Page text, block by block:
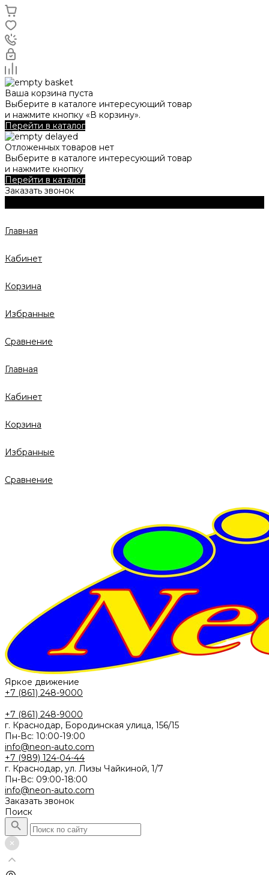
Ваша корзина пуста
Выберите в каталоге интересующий товар
и нажмите кнопку «В корзину».
Перейти в каталог
Отложенных товаров нет
Выберите в каталоге интересующий товар
и нажмите кнопку
Перейти в каталог
Заказать звонок
Главная
Кабинет
Корзина
Избранные
Сравнение
Главная
Кабинет
Корзина
Избранные
Сравнение
Яркое движение
+7 (861) 248-9000
+7 (861) 248-9000
г. Краснодар, Бородинская улица, 156/15
Пн-Вс: 10:00-19:00
info@neon-auto.com
+7 (989) 124-04-44
г. Краснодар, ул. Лизы Чайкиной, 1/7
Пн-Вс: 09:00-18:00
info@neon-auto.com
Заказать звонок
Поиск